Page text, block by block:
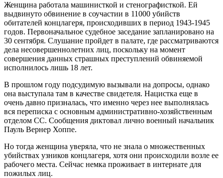
Женщина работала машинисткой и стенографисткой. Ей
выдвинуто обвинение в соучастии в 11000 убийств
обитателей концлагеря, происходивших в период 1943-1945
годов. Первоначальное судебное заседание запланировано на
30 сентября. Слушание пройдет в палате, где рассматриваются
дела несовершеннолетних лиц, поскольку на момент
совершения данных страшных преступлений обвиняемой
исполнилось лишь 18 лет.
В прошлом году подсудимую вызывали на допросы, однако
она выступала там в качестве свидетеля. Нацистка еще в
очень давно призналась, что именно через нее выполнялась
вся переписка с основным административно-хозяйственным
отделом СС. Сообщения диктовал лично военный начальник
Пауль Вернер Хоппе.
Но тогда женщина уверяла, что не знала о множественных
убийствах узников концлагеря, хотя они происходили возле ее
рабочего места. Сейчас немка проживает в интернате для
пожилых лиц.